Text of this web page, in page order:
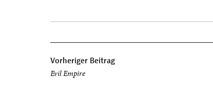
Vorheriger Beitrag
Evil Empire